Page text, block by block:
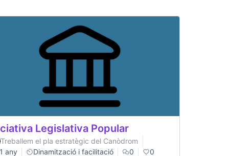
Legislativa Popular
Treballem el pla estratègic del Canòdrom
1 any
Dinamització i facilitació 0 0